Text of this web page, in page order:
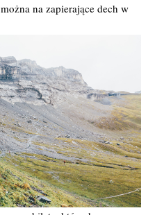
na zapierające dech w